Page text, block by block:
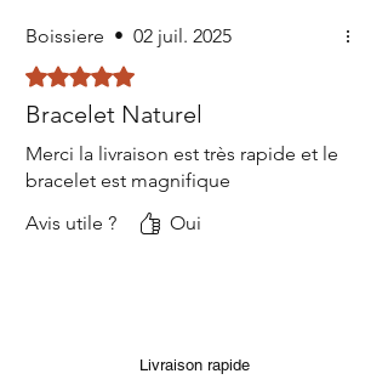
Boissiere • 02 juil. 2025
Noté 5 sur 5.
Bracelet Naturel
Merci la livraison est très rapide et le
bracelet est magnifique
Avis utile ?
Oui
Livraison rapide